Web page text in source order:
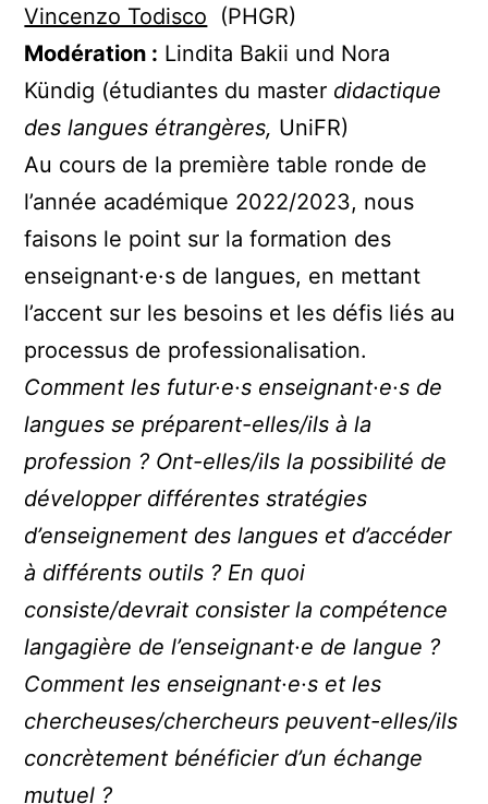
Vincenzo Todisco (PHGR)
Modération : Lindita Bakii und Nora
Kündig (étudiantes du master didactique
des langues étrangères, UniFR)
Au cours de la première table ronde de
l’année académique 2022/2023, nous
faisons le point sur la formation des
enseignant·e·s de langues, en mettant
l’accent sur les besoins et les défis liés au
processus de professionalisation.
Comment les futur·e·s enseignant·e·s de
langues se préparent-elles/ils à la
profession ? Ont-elles/ils la possibilité de
développer différentes stratégies
d’enseignement des langues et d’accéder
à différents outils ? En quoi
consiste/devrait consister la compétence
langagière de l’enseignant·e de langue ?
Comment les enseignant·e·s et les
chercheuses/chercheurs peuvent-elles/ils
concrètement bénéficier d’un échange
mutuel ?